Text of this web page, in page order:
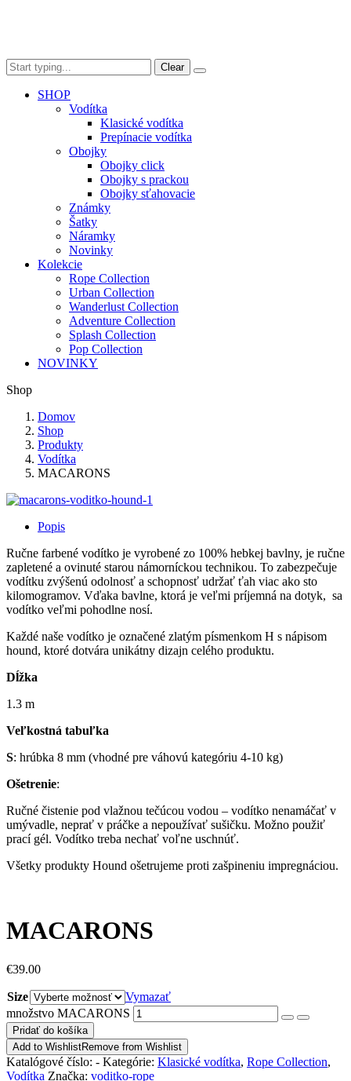
Clear
SHOP
Vodítka
Klasické vodítka
Prepínacie vodítka
Obojky
Obojky click
Obojky s prackou
Obojky sťahovacie
Známky
Šatky
Náramky
Novinky
Kolekcie
Rope Collection
Urban Collection
Wanderlust Collection
Adventure Collection
Splash Collection
Pop Collection
NOVINKY
Shop
Domov
Shop
Produkty
Vodítka
MACARONS
Popis
Ručne farbené vodítko je vyrobené zo 100% hebkej bavlny, je ručne
zapletené a ovinuté starou námorníckou technikou. To zabezpečuje
vodítku zvýšenú odolnosť a schopnosť udržať ťah viac ako sto
kilomogramov. Vďaka bavlne, ktorá je veľmi príjemná na dotyk, sa
vodítko veľmi pohodlne nosí.
Každé naše vodítko je označené zlatým písmenkom H s nápisom
hound, ktoré dotvára unikátny dizajn celého produktu.
Dĺžka
1.3 m
Veľkostná tabuľka
S: hrúbka 8 mm (vhodné pre váhovú kategóriu 4-10 kg)
Ošetrenie:
Ručné čistenie pod vlažnou tečúcou vodou – vodítko nenamáčať v
umývadle, neprať v práčke a nepoužívať sušičku. Možno použiť
prací gél. Vodítko treba nechať voľne uschnúť.
Všetky produkty Hound ošetrujeme proti zašpineniu impregnáciou.
MACARONS
€39.00
Size
Vymazať
množstvo MACARONS
Pridať do košíka
Add to WishlistRemove from Wishlist
Katalógové číslo: - Kategórie: Klasické vodítka, Rope Collection,
Vodítka Značka: voditko-rope